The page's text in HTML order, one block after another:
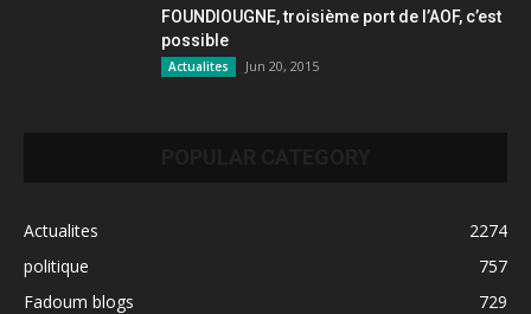
FOUNDIOUGNE, troisième port de l’AOF, c’est
possible
Actualites Jun 20, 2015
Actualites
2274
politique
757
Fadoum blogs
729